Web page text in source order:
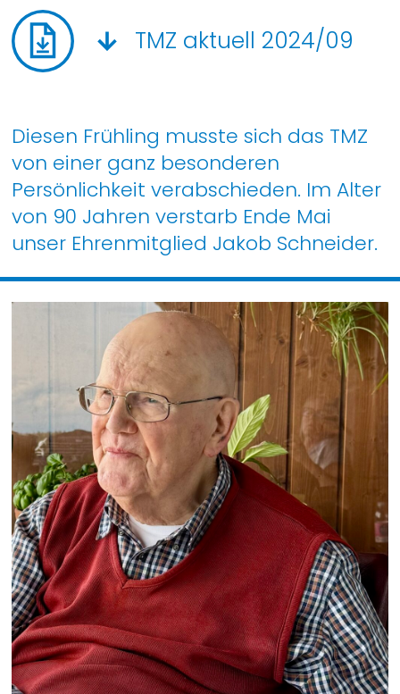
TMZ aktuell 2024/09
Diesen Frühling musste sich das TMZ
von einer ganz besonderen
Persönlichkeit verabschieden. Im Alter
von 90 Jahren verstarb Ende Mai
unser Ehrenmitglied Jakob Schneider.